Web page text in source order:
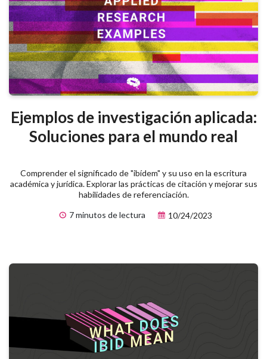
Ejemplos de investigación aplicada:
Soluciones para el mundo real
Comprender el significado de "ibídem" y su uso en la escritura
académica y jurídica. Explorar las prácticas de citación y mejorar sus
habilidades de referenciación.
7 minutos de lectura
10/24/2023